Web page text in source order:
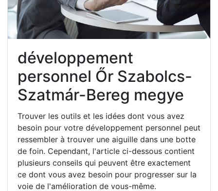
développement
personnel Őr Szabolcs-
Szatmár-Bereg megye
Trouver les outils et les idées dont vous avez
besoin pour votre développement personnel peut
ressembler à trouver une aiguille dans une botte
de foin. Cependant, l'article ci-dessous contient
plusieurs conseils qui peuvent être exactement
ce dont vous avez besoin pour progresser sur la
voie de l'amélioration de vous-même.